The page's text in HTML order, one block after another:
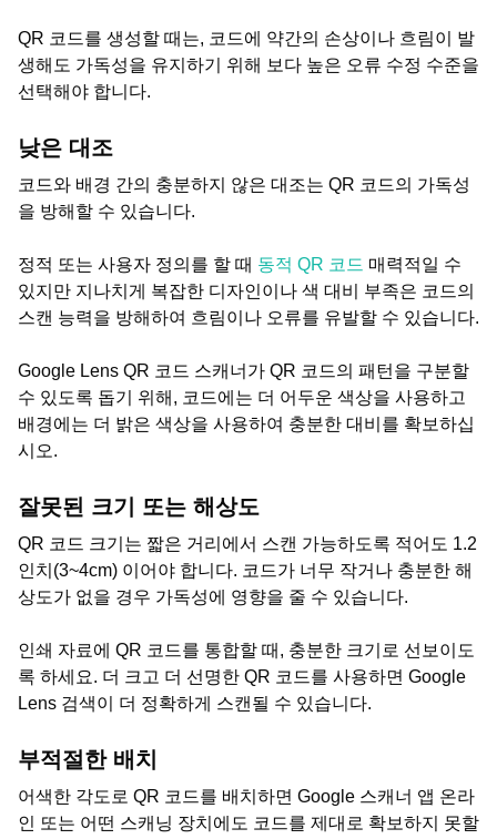
QR 코드를 생성할 때는, 코드에 약간의 손상이나 흐림이 발
생해도 가독성을 유지하기 위해 보다 높은 오류 수정 수준을
선택해야 합니다.
낮은 대조
코드와 배경 간의 충분하지 않은 대조는 QR 코드의 가독성
을 방해할 수 있습니다.
정적 또는 사용자 정의를 할 때 동적 QR 코드 매력적일 수
있지만 지나치게 복잡한 디자인이나 색 대비 부족은 코드의
스캔 능력을 방해하여 흐림이나 오류를 유발할 수 있습니다.
Google Lens QR 코드 스캐너가 QR 코드의 패턴을 구분할
수 있도록 돕기 위해, 코드에는 더 어두운 색상을 사용하고
배경에는 더 밝은 색상을 사용하여 충분한 대비를 확보하십
시오.
잘못된 크기 또는 해상도
QR 코드 크기는 짧은 거리에서 스캔 가능하도록 적어도 1.2
인치(3~4cm) 이어야 합니다. 코드가 너무 작거나 충분한 해
상도가 없을 경우 가독성에 영향을 줄 수 있습니다.
인쇄 자료에 QR 코드를 통합할 때, 충분한 크기로 선보이도
록 하세요. 더 크고 더 선명한 QR 코드를 사용하면 Google
Lens 검색이 더 정확하게 스캔될 수 있습니다.
부적절한 배치
어색한 각도로 QR 코드를 배치하면 Google 스캐너 앱 온라
인 또는 어떤 스캐닝 장치에도 코드를 제대로 확보하지 못할